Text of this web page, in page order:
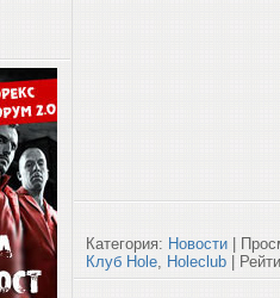
Категория: Новости |
Клуб Hole Holeclub |